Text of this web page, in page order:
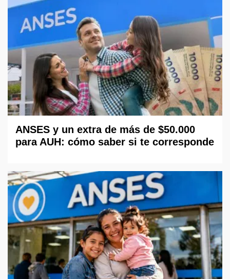
ANSES y un extra de más de $50.000
para AUH: cómo saber si te corresponde